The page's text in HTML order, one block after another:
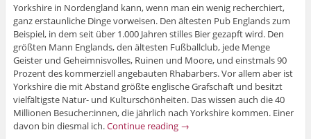
Yorkshire in Nordengland kann, wenn man ein wenig recherchiert,
ganz erstaunliche Dinge vorweisen. Den ältesten Pub Englands zum
Beispiel, in dem seit über 1.000 Jahren stilles Bier gezapft wird. Den
größten Mann Englands, den ältesten Fußballclub, jede Menge
Geister und Geheimnisvolles, Ruinen und Moore, und einstmals 90
Prozent des kommerziell angebauten Rhabarbers. Vor allem aber ist
Yorkshire die mit Abstand größte englische Grafschaft und besitzt
vielfältigste Natur- und Kulturschönheiten. Das wissen auch die 40
Millionen Besucher:innen, die jährlich nach Yorkshire kommen. Einer
davon bin diesmal ich.Continue reading →